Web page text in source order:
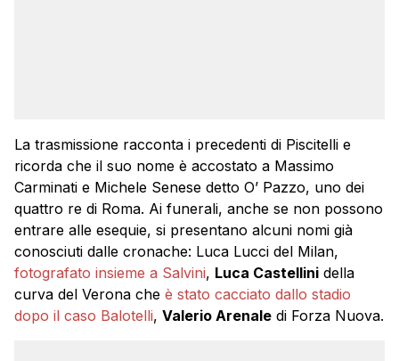
La trasmissione racconta i precedenti di Piscitelli e
ricorda che il suo nome è accostato a Massimo
Carminati e Michele Senese detto O’ Pazzo, uno dei
quattro re di Roma. Ai funerali, anche se non possono
entrare alle esequie, si presentano alcuni nomi già
conosciuti dalle cronache: Luca Lucci del Milan,
fotografato insieme a Salvini, Luca Castellini della
curva del Verona che è stato cacciato dallo stadio
dopo il caso Balotelli, Valerio Arenale di Forza Nuova.